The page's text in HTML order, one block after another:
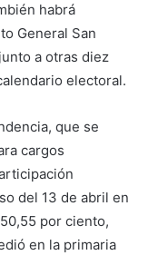
habrá
General San
a otras diez
electoral.
que se
cargos
del 13 de abril en
por ciento,
en la primaria